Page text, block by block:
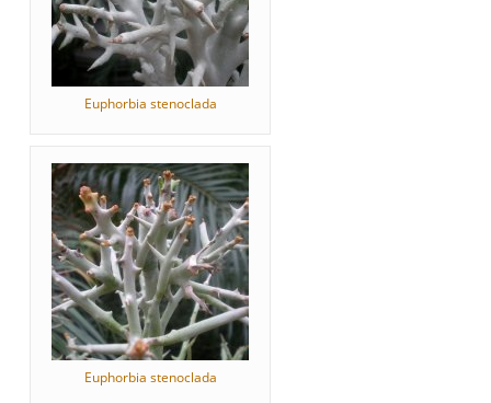
Euphorbia stenoclada
Euphorbia stenoclada